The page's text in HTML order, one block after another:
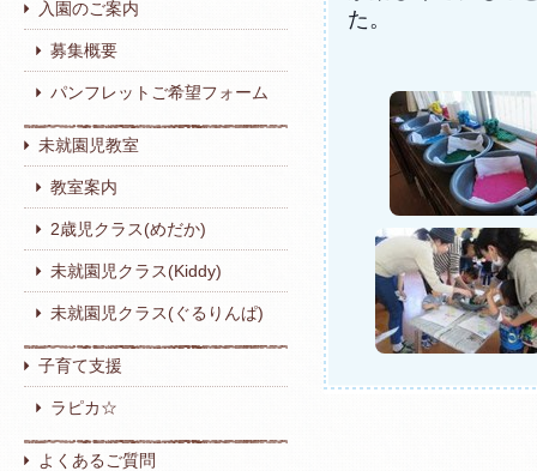
入園のご案内
募集概要
パンフレットご希望フォーム
未就園児教室
教室案内
2歳児クラス(めだか)
未就園児クラス(Kiddy)
未就園児クラス(ぐるりんぱ)
子育て支援
ラピカ☆
よくあるご質問
た。